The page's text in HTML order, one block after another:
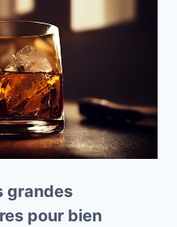
grandes
pour bien